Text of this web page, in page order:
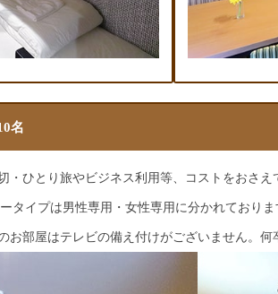
名
・ひとり旅やビジネス利用等、コストをおさ
タイプは男性専用・女性専用に分かれておりま
お部屋はテレビの備え付けがございません。何